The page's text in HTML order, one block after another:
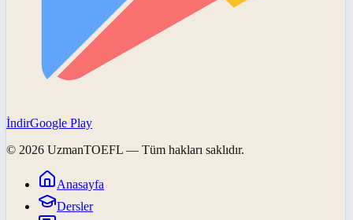
İndirGoogle Play
© 2026 UzmanTOEFL — Tüm hakları saklıdır.
Anasayfa
Dersler